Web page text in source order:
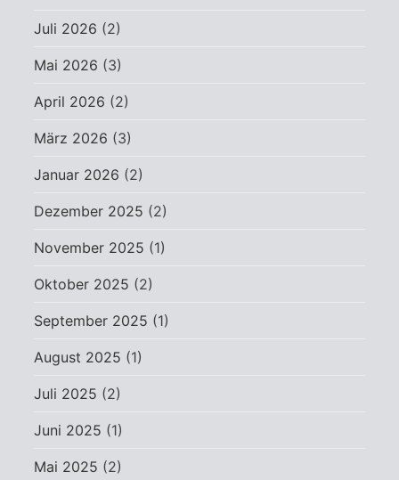
Juli 2026 (2)
Mai 2026 (3)
April 2026 (2)
März 2026 (3)
Januar 2026 (2)
Dezember 2025 (2)
November 2025 (1)
Oktober 2025 (2)
September 2025 (1)
August 2025 (1)
Juli 2025 (2)
Juni 2025 (1)
Mai 2025 (2)